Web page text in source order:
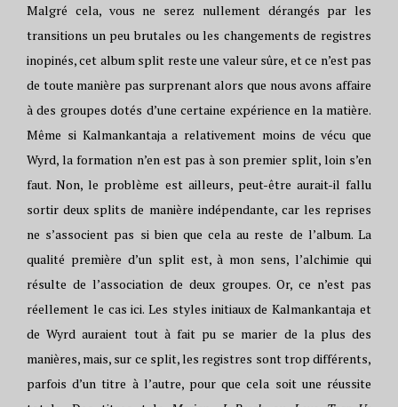
Malgré cela, vous ne serez nullement dérangés par les
transitions un peu brutales ou les changements de registres
inopinés, cet album split reste une valeur sûre, et ce n’est pas
de toute manière pas surprenant alors que nous avons affaire
à des groupes dotés d’une certaine expérience en la matière.
Même si Kalmankantaja a relativement moins de vécu que
Wyrd, la formation n’en est pas à son premier split, loin s’en
faut. Non, le problème est ailleurs, peut-être aurait-il fallu
sortir deux splits de manière indépendante, car les reprises
ne s’associent pas si bien que cela au reste de l’album. La
qualité première d’un split est, à mon sens, l’alchimie qui
résulte de l’association de deux groupes. Or, ce n’est pas
réellement le cas ici. Les styles initiaux de Kalmankantaja et
de Wyrd auraient tout à fait pu se marier de la plus des
manières, mais, sur ce split, les registres sont trop différents,
parfois d’un titre à l’autre, pour que cela soit une réussite